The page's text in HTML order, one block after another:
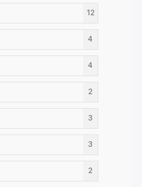
12
4
4
2
3
3
2